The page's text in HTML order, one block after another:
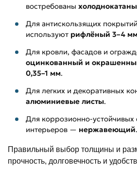
востребованы
Для антискользящих
используют рифлёный 3–4
Для кровли, фасадов и
оцинкованный и
0,35–1 мм.
Для легких и декоративных
алюминиевые листы.
Для коррозионно-устойчивых
интерьеров — нержавеющий.
Правильный выбор толщины и
прочность, долговечность и